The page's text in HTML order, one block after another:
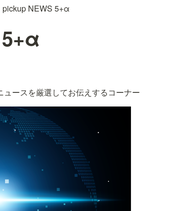
pickup NEWS 5+α
ースを厳選してお伝えするコーナー